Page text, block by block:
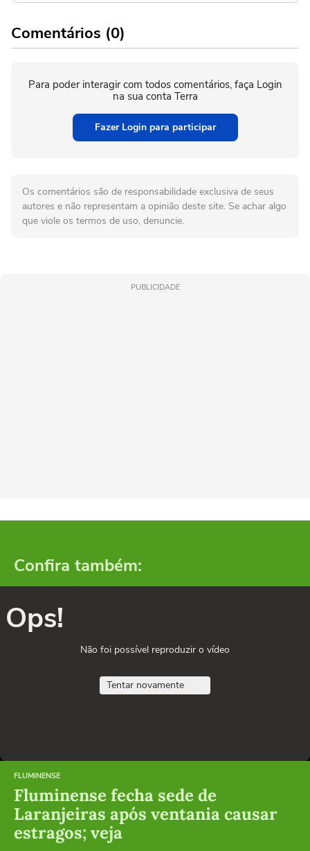
Comentários (0)
Para poder interagir com todos comentários, faça Login
na sua conta Terra
Fazer Login para participar
Os comentários são de responsabilidade exclusiva de seus
autores e não representam a opinião deste site. Se achar algo
que viole os termos de uso, denuncie.
PUBLICIDADE
Confira também:
Ops!
Não foi possível reproduzir o vídeo
Tentar novamente
FLUMINENSE
Fluminense fecha sede de
Laranjeiras após ventania causar
estragos; veja